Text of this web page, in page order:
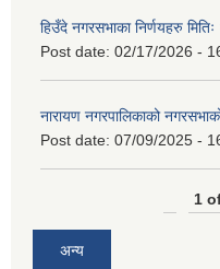
हिउँदे नगरसभाका निर्णयहरु
Post date: 02/17/2026 -
नारायण नगरपालिकाको
Post date: 07/09/2025 -
1
अन्य